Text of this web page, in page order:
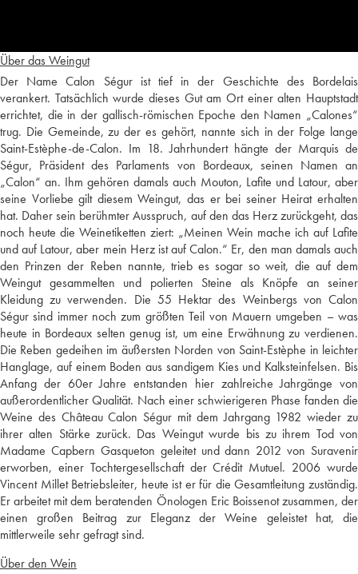
Über das Weingut
Der Name Calon Ségur ist tief in der Geschichte des Bordelais
verankert. Tatsächlich wurde dieses Gut am Ort einer alten Hauptstadt
errichtet, die in der gallisch-römischen Epoche den Namen „Calones“
trug. Die Gemeinde, zu der es gehört, nannte sich in der Folge lange
Saint-Estèphe-de-Calon. Im 18. Jahrhundert hängte der Marquis de
Ségur, Präsident des Parlaments von Bordeaux, seinen Namen an
„Calon“ an. Ihm gehören damals auch Mouton, Lafite und Latour, aber
seine Vorliebe gilt diesem Weingut, das er bei seiner Heirat erhalten
hat. Daher sein berühmter Ausspruch, auf den das Herz zurückgeht, das
noch heute die Weinetiketten ziert: „Meinen Wein mache ich auf Lafite
und auf Latour, aber mein Herz ist auf Calon.“ Er, den man damals auch
den Prinzen der Reben nannte, trieb es sogar so weit, die auf dem
Weingut gesammelten und polierten Steine als Knöpfe an seiner
Kleidung zu verwenden. Die 55 Hektar des Weinbergs von Calon
Ségur sind immer noch zum größten Teil von Mauern umgeben – was
heute in Bordeaux selten genug ist, um eine Erwähnung zu verdienen.
Die Reben gedeihen im äußersten Norden von Saint-Estèphe in leichter
Hanglage, auf einem Boden aus sandigem Kies und Kalksteinfelsen. Bis
Anfang der 60er Jahre entstanden hier zahlreiche Jahrgänge von
außerordentlicher Qualität. Nach einer schwierigeren Phase fanden die
Weine des Château Calon Ségur mit dem Jahrgang 1982 wieder zu
ihrer alten Stärke zurück. Das Weingut wurde bis zu ihrem Tod von
Madame Capbern Gasqueton geleitet und dann 2012 von Suravenir
erworben, einer Tochtergesellschaft der Crédit Mutuel. 2006 wurde
Vincent Millet Betriebsleiter, heute ist er für die Gesamtleitung zuständig.
Er arbeitet mit dem beratenden Önologen Eric Boissenot zusammen, der
einen großen Beitrag zur Eleganz der Weine geleistet hat, die
mittlerweile sehr gefragt sind.
Über den Wein